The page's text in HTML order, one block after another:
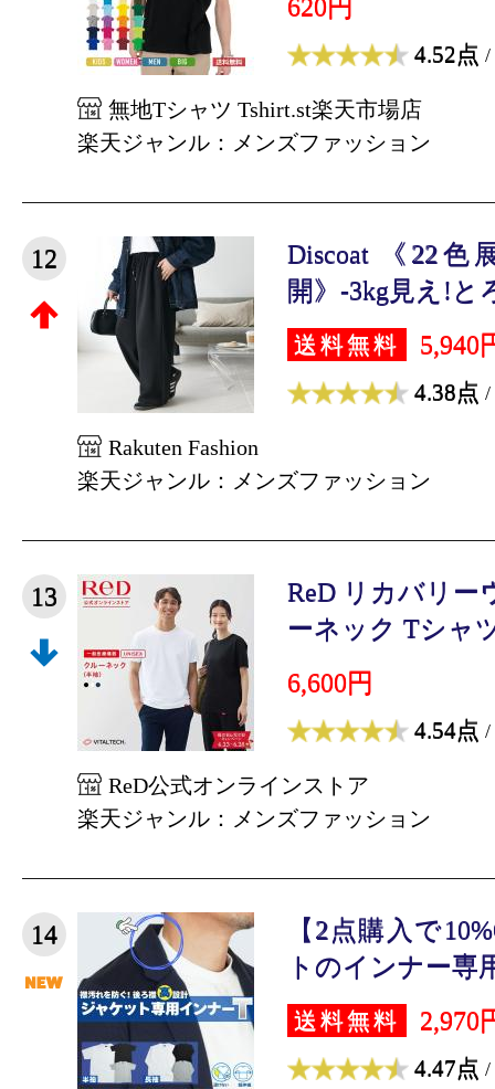
620円
4.52点 /
無地Tシャツ Tshirt.st楽天市場店
楽天ジャンル：メンズファッション
12
Discoat 《22色
開》-3kg見え!と
送料無料 5,940
4.38点 /
Rakuten Fashion
楽天ジャンル：メンズファッション
13
ReD リカバリー
ーネック Tシャ
6,600円
4.54点 /
ReD公式オンラインストア
楽天ジャンル：メンズファッション
14
【2点購入で
トのインナー専
送料無料 2,970
4.47点 /